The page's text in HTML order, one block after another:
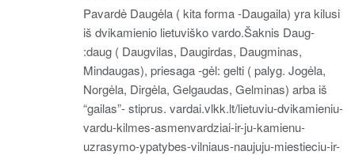
Pavardė Daugėla ( kita forma -Daugaila) yra kilusi
iš dvikamienio lietuviško vardo.Šaknis Daug-
:daug ( Daugvilas, Daugirdas, Daugminas,
Mindaugas), priesaga -gėl: gelti ( palyg. Jogėla,
Norgėla, Dirgėla, Gelgaudas, Gelminas) arba iš
“gailas”- stiprus. vardai.vlkk.lt/lietuviu-dvikamieniu-
vardu-kilmes-asmenvardziai-ir-ju-kamienu-
uzrasymo-ypatybes-vilniaus-naujuju-miestieciu-ir-